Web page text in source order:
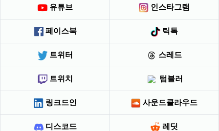
유튜브 인스타그램
페이스북 틱톡
트위터 스레드
트위치 텀블러
링크드인 사운드클라우드
디스코드 레딧